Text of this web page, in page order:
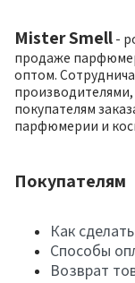
Mister Smell -
продаже
оптом.
покупателям
парфюмерии и
Покупателям
Как
Способы
Возврат